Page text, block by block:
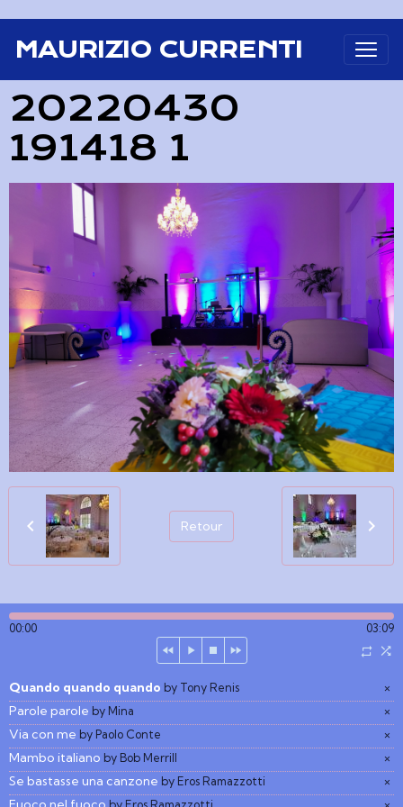
MAURIZIO CURRENTI
20220430
191418 1
Retour
00:00 03:09
×
Quando quando quando by Tony Renis
×
Parole parole by Mina
×
Via con me by Paolo Conte
×
Mambo italiano by Bob Merrill
×
Se bastasse una canzone by Eros Ramazzotti